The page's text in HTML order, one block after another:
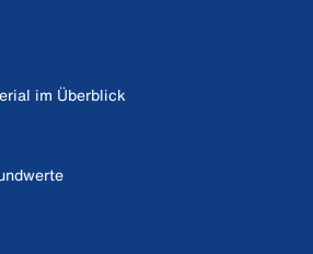
im Überblick